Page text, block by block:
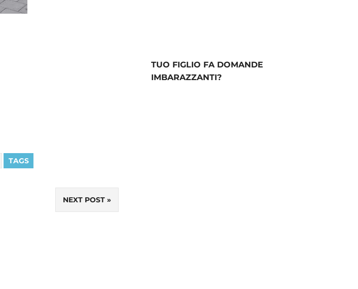
TAGS
NEXT POST
TUO FIGLIO FA DOMANDE
IMBARAZZANTI?